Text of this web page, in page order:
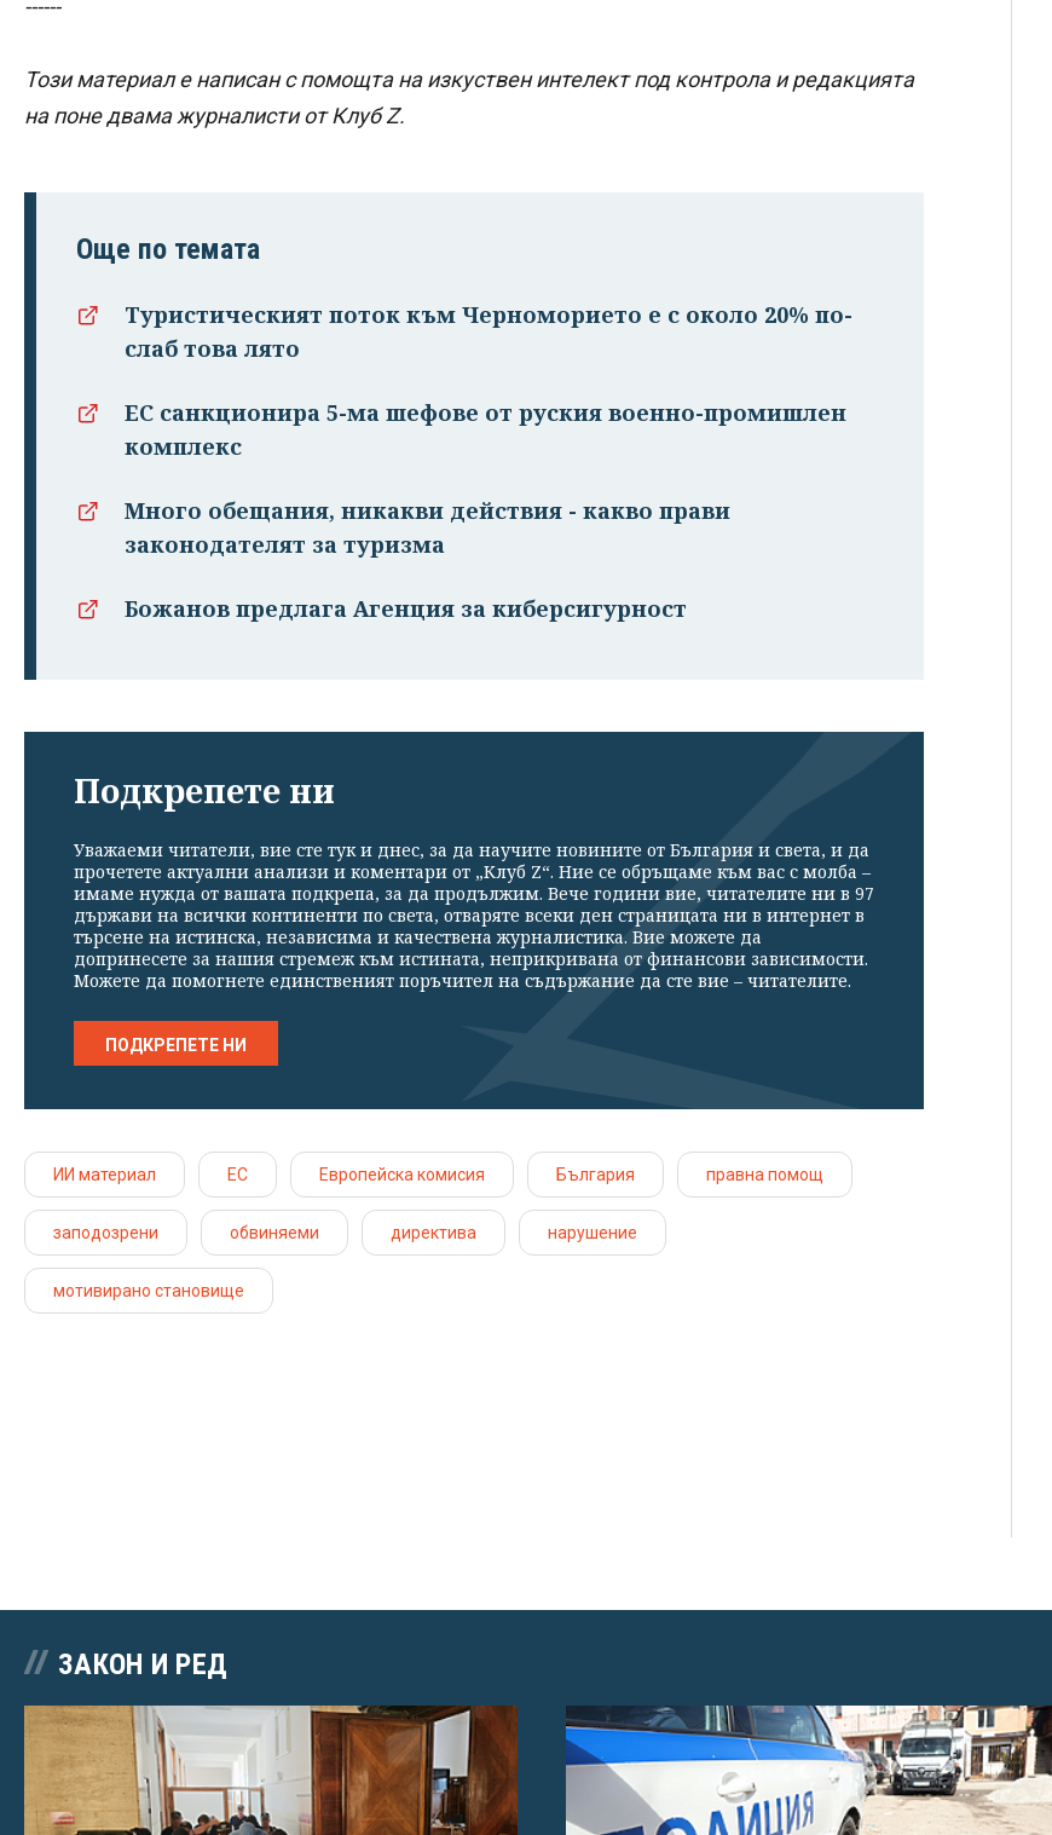
------
Този материал е написан с помощта на изкуствен интелект под контрола и редакцията
на поне двама журналисти от Клуб Z.
Още по темата
Туристическият поток към Черноморието е с около 20% по-
слаб това лято
ЕС санкционира 5-ма шефове от руския военно-промишлен
комплекс
Много обещания, никакви действия - какво прави
законодателят за туризма
Божанов предлага Агенция за киберсигурност
Подкрепете ни
Уважаеми читатели, вие сте тук и днес, за да научите новините от България и света, и да
прочетете актуални анализи и коментари от „Клуб Z“. Ние се обръщаме към вас с молба –
имаме нужда от вашата подкрепа, за да продължим. Вече години вие, читателите ни в 97
държави на всички континенти по света, отваряте всеки ден страницата ни в интернет в
търсене на истинска, независима и качествена журналистика. Вие можете да
допринесете за нашия стремеж към истината, неприкривана от финансови зависимости.
Можете да помогнете единственият поръчител на съдържание да сте вие – читателите.
ПОДКРЕПЕТЕ НИ
ИИ материал ЕС Европейска комисия България правна помощ
заподозрени обвиняеми директива нарушение
мотивирано становище
ЗАКОН И РЕД